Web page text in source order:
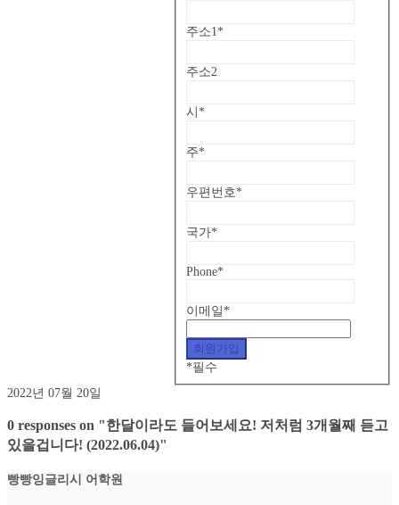
주소1*
주소2
시 *
주*
우편번호*
국가*
Phone*
이메일 *
*필수
2022년 07월 20일
0 responses on "한달이라도 들어보세요! 저처럼 3개월째 듣고
있을겁니다! (2022.06.04)"
빵빵잉글리시 어학원